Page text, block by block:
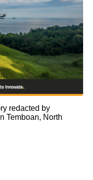
redacted by
Temboan, North